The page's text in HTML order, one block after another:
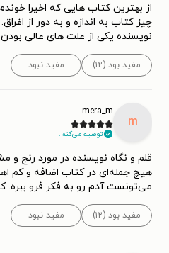
از بهترین کتاب هایی که اخیرا
چیز کتاب به اندازه و به دور از
نویسنده یکی از علت های عالی
مفید بود (۱۲) مفید نبود
m
mera_m
توصیه می‌کنم.
قلم و نگاه نویسنده در مورد رنج و
هیچ جمله‌ای در کتاب اضافه و کم
می‌تونست آدم رو به فکر فرو ببره.
مفید بود (۱۲) مفید نبود